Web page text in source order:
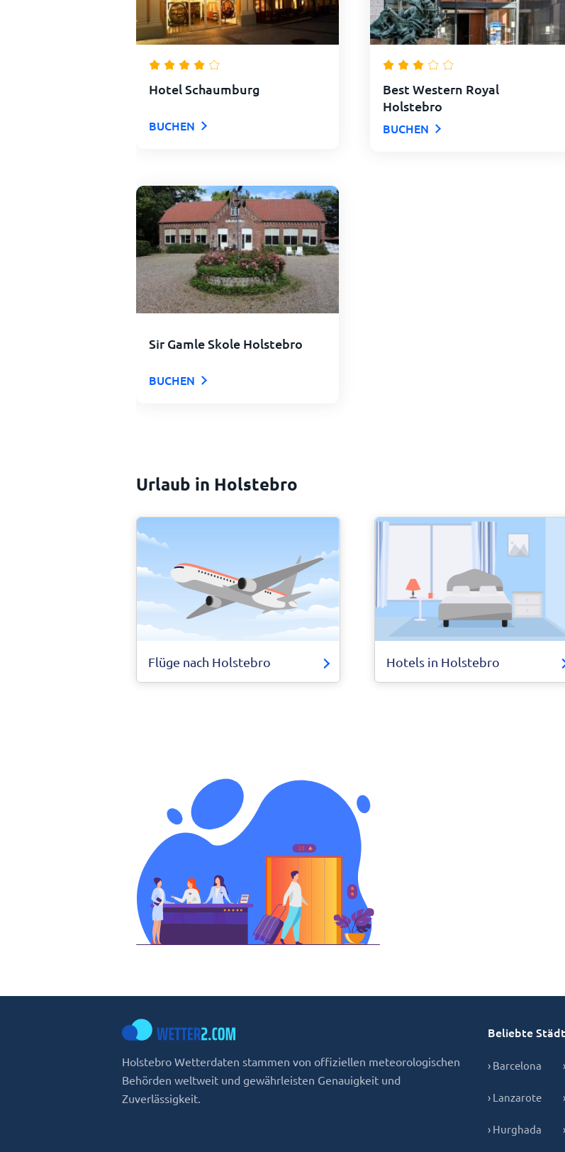
Hotel Schaumburg
BUCHEN
Best Western Royal
Holstebro
BUCHEN
Sir Gamle Skole Holstebro
BUCHEN
Urlaub in Holstebro
Flüge nach Holstebro Hotels in Holstebro
Holstebro Wetterdaten stammen von offiziellen meteorologischen
Behörden weltweit und gewährleisten Genauigkeit und
Zuverlässigkeit.
Beliebte
› Barcelona
› Lanzarote
› Hurghada